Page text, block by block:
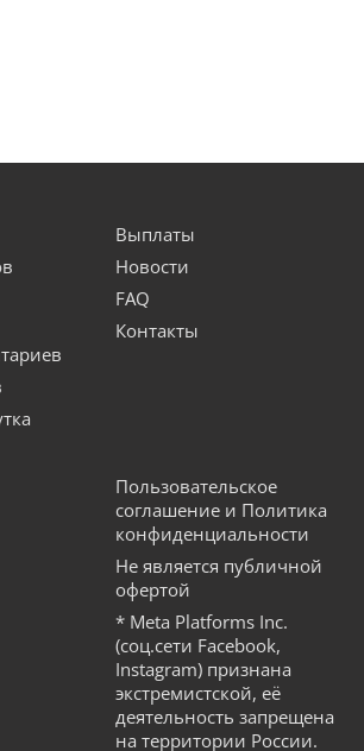
Выплаты
Новости
FAQ
Контакты
Пользовательское
соглашение и Политика
конфиденциальности
Не является публичной
офертой
* Meta Platforms Inc.
(соц.сети Facebook,
Instagram) признана
экстремистской, её
деятельность запрещена
на территории России.